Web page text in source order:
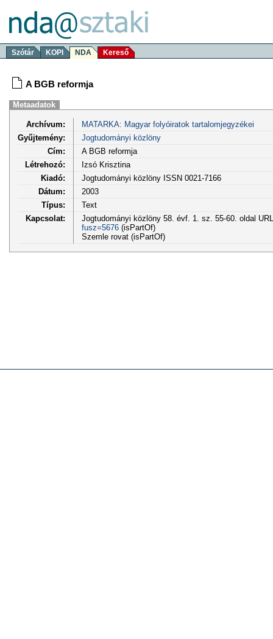
Szótár KOPI NDA Kereső
A BGB reformja
Metaadatok
Archívum:
MATARKA: Magyar folyóiratok tartalomjegyzékei
Gyűjtemény:
Jogtudományi közlöny
Cím:
A BGB reformja
Létrehozó:
Izsó Krisztina
Kiadó:
Jogtudományi közlöny ISSN 0021-7166
Dátum:
2003
Típus:
Text
Kapcsolat:
Jogtudományi közlöny 58. évf. 1. sz. 55-60. oldal
fusz=5676(isPartOf)
Szemle rovat (isPartOf)